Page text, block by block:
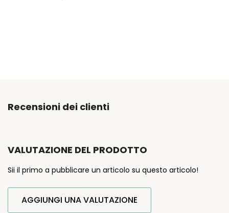
Recensioni dei clienti
VALUTAZIONE DEL PRODOTTO
Sii il primo a pubblicare un articolo su questo articolo!
AGGIUNGI UNA VALUTAZIONE